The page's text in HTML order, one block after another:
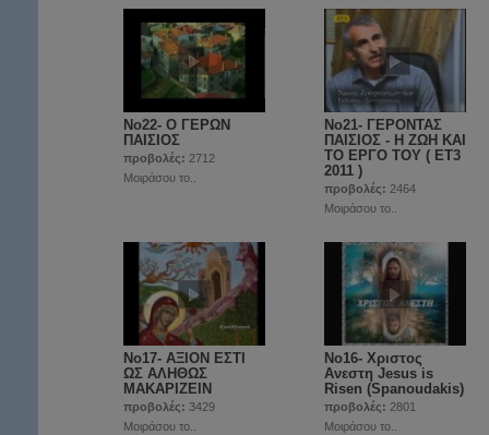
Νο22- O ΓΕΡΩΝ
ΠΑΙΣΙΟΣ
προβολές: 2712
Μοιράσου το..
Νο21- ΓΕΡΟΝΤΑΣ
ΠΑΙΣΙΟΣ - Η ΖΩΗ ΚΑΙ
ΤΟ ΕΡΓΟ ΤΟΥ ( ET3
2011 )
προβολές: 2464
Μοιράσου το..
Νο17- ΑΞΙΟΝ ΕΣΤΙ
ΩΣ ΑΛΗΘΩΣ
ΜΑΚΑΡΙΖΕΙΝ
προβολές: 3429
Μοιράσου το..
Νο16- Χριστος
Ανεστη Jesus is
Risen (Spanoudakis)
προβολές: 2801
Μοιράσου το..